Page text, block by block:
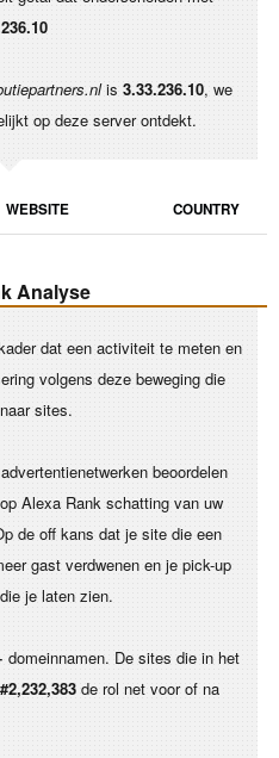
is 3.33.236.10, we
op deze server ontdekt.
WEBSITE COUNTRY
Analyse
dat een activiteit te meten en
volgens deze beweging die
sites.
beoordelen
Alexa Rank schatting van uw
de off kans dat je site die een
gast verdwenen en je pick-up
je laten zien.
domeinnamen. De sites die in het
#2,232,383 de rol net voor of na